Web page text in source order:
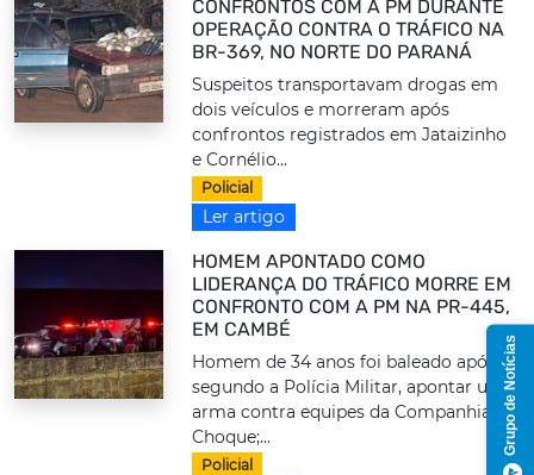
CONFRONTOS COM A PM DURANTE
OPERAÇÃO CONTRA O TRÁFICO NA
BR-369, NO NORTE DO PARANÁ
Suspeitos transportavam drogas em
dois veículos e morreram após
confrontos registrados em Jataizinho
e Cornélio...
Policial
Ler artigo
HOMEM APONTADO COMO
LIDERANÇA DO TRÁFICO MORRE EM
CONFRONTO COM A PM NA PR-445,
EM CAMBÉ
Homem de 34 anos foi baleado após,
segundo a Polícia Militar, apontar uma
arma contra equipes da Companhia de
Choque;...
Policial
Grupo de Notícias